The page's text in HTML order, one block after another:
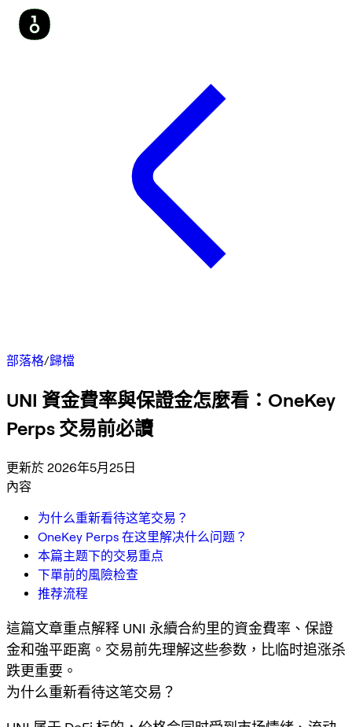
部落格/歸檔
UNI 資金費率與保證金怎麼看：OneKey
Perps 交易前必讀
更新於 2026年5月25日
內容
为什么重新看待这笔交易？
OneKey Perps 在这里解决什么问题？
本篇主题下的交易重点
下單前的風險检查
推荐流程
這篇文章重点解释 UNI 永續合約里的資金費率、保證
金和強平距离。交易前先理解这些参数，比临时追涨杀
跌更重要。
为什么重新看待这笔交易？